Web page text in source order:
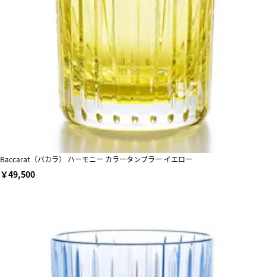
Baccarat（バカラ） ハーモニー カラータンブラー イエロー
￥49,500